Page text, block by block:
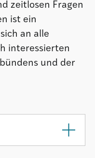
zeitlosen Fragen
ist ein
an alle
interessierten
und der